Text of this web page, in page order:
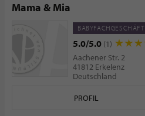
Mama & Mia
BABYFACHGESCHÄFT
5.0/5.0 (1)
Aachener Str. 2
41812 Erkelenz
Deutschland
PROFIL